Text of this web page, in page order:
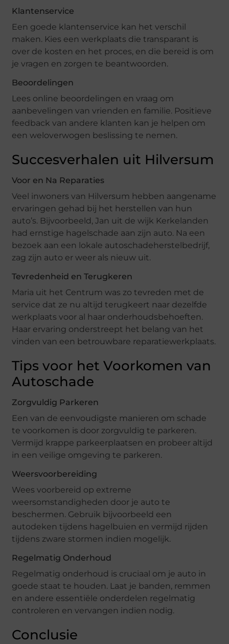
Klantenservice
Een goede klantenservice kan het verschil
maken. Kies een werkplaats die transparant is
over de kosten en het proces, en die bereid is om
je vragen en zorgen te beantwoorden.
Beoordelingen
Lees online beoordelingen en vraag om
aanbevelingen van vrienden en familie. Positieve
feedback van andere klanten kan je helpen om
een weloverwogen beslissing te nemen.
Succesverhalen uit Hilversum
Voor en Na Reparaties
Veel inwoners van Hilversum hebben aangename
ervaringen gehad bij het herstellen van hun
auto’s. Bijvoorbeeld, Jan uit de wijk Kerkelanden
had ernstige hagelschade aan zijn auto. Na een
bezoek aan een lokale autoschadeherstelbedrijf,
zag zijn auto er weer als nieuw uit.
Tevredenheid en Terugkeren
Maria uit het Centrum was zo tevreden met de
service dat ze nu altijd terugkeert naar dezelfde
werkplaats voor al haar onderhoudsbehoeften.
Haar ervaring onderstreept het belang van het
vinden van een betrouwbare reparatiewerkplaats.
Tips voor het Voorkomen van
Autoschade
Zorgvuldig Parkeren
Een van de eenvoudigste manieren om schade
te voorkomen is door zorgvuldig te parkeren.
Vermijd krappe parkeerplaatsen en probeer altijd
in een veilige omgeving te parkeren.
Weersvoorbereiding
Wees voorbereid op extreme
weersomstandigheden door je auto te
beschermen. Gebruik bijvoorbeeld een
autodeken tijdens hagelbuien en vermijd rijden
tijdens zware stormen indien mogelijk.
Regelmatig Onderhoud
Regelmatig onderhoud is cruciaal om je auto in
goede staat te houden. Laat je banden, remmen
en andere essentiële onderdelen regelmatig
controleren en vervangen indien nodig.
Conclusie